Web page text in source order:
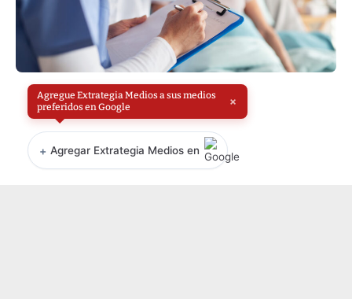
Agregue Extrategia Medios a sus medios
preferidos en Google
×
+ Agregar Extrategia Medios en